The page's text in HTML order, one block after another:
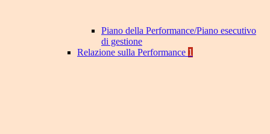
Piano della Performance/Piano esecutivo
di gestione
Relazione sulla Performance 1